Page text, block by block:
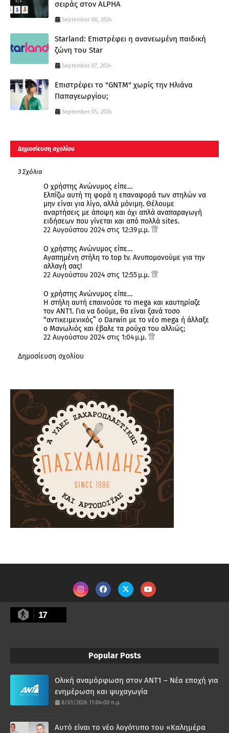
σειράς στον ALPHA
September 08, 2024
Starland: Επιστρέφει η ανανεωμένη παιδική
ζώνη του Star
September 07, 2024
Επιστρέφει το "GNTM" χωρίς την Ηλιάνα
Παπαγεωργίου;
September 05, 2024
Δημοσίευση σχολίου
3 Σχόλια
Ο χρήστης Ανώνυμος είπε…
Ελπίζω αυτή τη φορά η επαναφορά των στηλών να
μην είναι για λίγο, αλλά μόνιμη. Θέλουμε
αναρτήσεις με άποψη και όχι απλά αναπαραγωγή
ειδήσεων που γίνεται και από πολλά sites.
22 Αυγούστου 2024 στις 12:39 μ.μ.
Ο χρήστης Ανώνυμος είπε…
Αγαπημένη στήλη το top tv. Ανυπομονούμε για την
αλλαγή σας!
22 Αυγούστου 2024 στις 12:55 μ.μ.
Ο χρήστης Ανώνυμος είπε…
Η στήλη αυτή επαινούσε το mega και καυτηρίαζε
τον ΑΝΤ1. Για να δούμε, θα είναι ξανά τοσο
“αντικειμενικός” o Darwin με το νέο mega ή άλλαξε
ο Μανωλιός και έβαλε τα ρούχα του αλλιώς;
22 Αυγούστου 2024 στις 1:04 μ.μ.
Δημοσίευση σχολίου
17
Popular Posts
Ολική αναμόρφωση στον ΑΝΤ1 – Νέα εποχή για
ενημέρωση και ψυχαγωγία
8/01/2026 11:04:00 π.μ.
Αυτό είναι το νέο λογότυπο του «Καλημέρα